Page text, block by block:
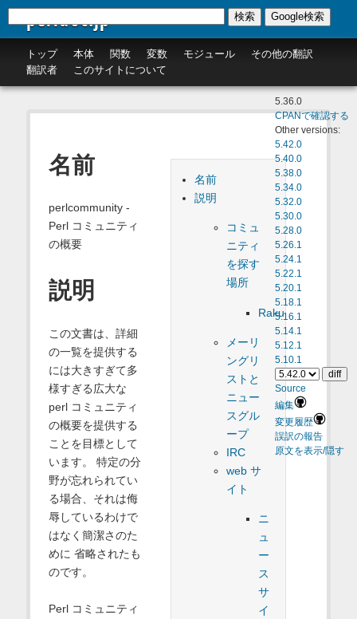
perldoc.jp
トップ 本体 関数 変数 モジュール
その他の翻訳
翻訳者
このサイトについて
検索 Google検索
5.36.0
CPANで確認する
Other versions:
5.42.0
5.40.0
5.38.0
5.34.0
5.32.0
5.30.0
5.28.0
5.26.1
5.24.1
5.22.1
5.20.1
5.18.1
5.16.1
5.14.1
5.12.1
5.10.1
Source
編集
変更履歴
誤訳の報告
原文を表示/隠す
名前
説明
コミュ
ニティ
を探す
場所
Raku
メーリ
ングリ
ストと
ニュー
スグル
ープ
IRC
web サ
イト
ニ
ュ
ー
ス
サ
イ
名前
perlcommunity -
Perl コミュニティ
の概要
説明
この文書は、詳細
の一覧を提供する
には大きすぎて多
様すぎる広大な
perl コミュニティ
の概要を提供する
ことを目標として
います。 特定の分
野が忘れられてい
る場合、それは侮
辱しているわけで
はなく簡潔さのた
めに 省略されたも
のです。
Perl コミュニティ